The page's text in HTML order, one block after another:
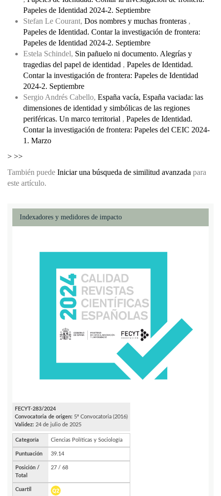
Papeles de Identidad 2024-2. Septiembre
Stefan Le Courant, Dos nombres y muchas fronteras ,
Papeles de Identidad. Contar la investigación de frontera:
Papeles de Identidad 2024-2. Septiembre
Estela Schindel, Sin pañuelo ni documento. Alegrías y
tragedias del papel de identidad , Papeles de Identidad.
Contar la investigación de frontera: Papeles de Identidad
2024-2. Septiembre
Sergio Andrés Cabello, España vacía, España vaciada: las
dimensiones de identidad y simbólicas de las regiones
periféricas. Un marco territorial , Papeles de Identidad.
Contar la investigación de frontera: Papeles del CEIC 2024-
1. Marzo
> >>
También puede Iniciar una búsqueda de similitud avanzada para
este artículo.
Indexadores y medidores de impacto